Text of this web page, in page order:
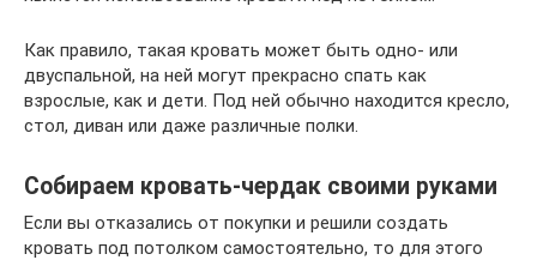
Как правило, такая кровать может быть одно- или
двуспальной, на ней могут прекрасно спать как
взрослые, как и дети. Под ней обычно находится кресло,
стол, диван или даже различные полки.
Собираем кровать-чердак своими руками
Если вы отказались от покупки и решили создать
кровать под потолком самостоятельно, то для этого